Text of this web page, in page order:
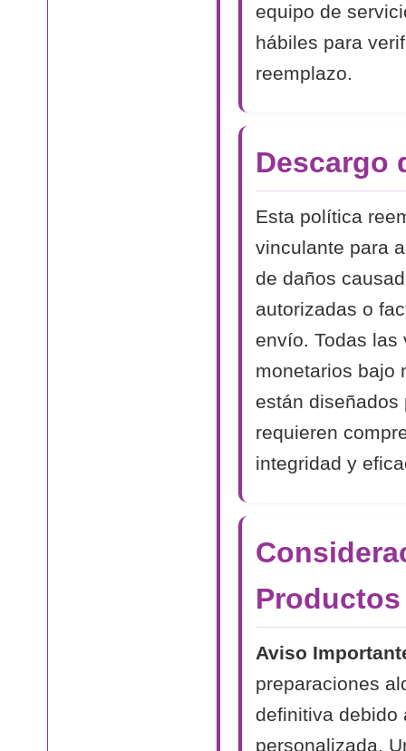
equipo de
hábiles para
reemplazo.
Descargo
Esta política
vinculante para
de daños
autorizadas o
envío. Todas
monetarios bajo
están
requieren
integridad y
Aviso
preparaciones
definitiva debido
personalizada.